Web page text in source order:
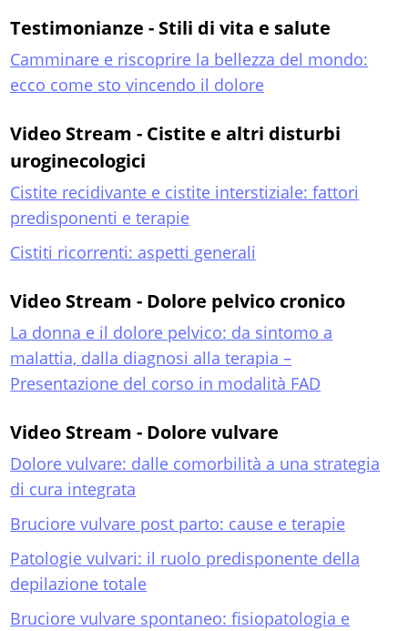
Testimonianze - Stili di vita e salute
Camminare e riscoprire la bellezza del mondo:
ecco come sto vincendo il dolore
Video Stream - Cistite e altri disturbi
uroginecologici
Cistite recidivante e cistite interstiziale: fattori
predisponenti e terapie
Cistiti ricorrenti: aspetti generali
Video Stream - Dolore pelvico cronico
La donna e il dolore pelvico: da sintomo a
malattia, dalla diagnosi alla terapia –
Presentazione del corso in modalità FAD
Video Stream - Dolore vulvare
Dolore vulvare: dalle comorbilità a una strategia
di cura integrata
Bruciore vulvare post parto: cause e terapie
Patologie vulvari: il ruolo predisponente della
depilazione totale
Bruciore vulvare spontaneo: fisiopatologia e